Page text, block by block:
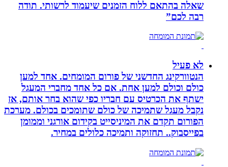
שאלה בהתאם ללוח הזמנים שיעמוד לרשותי. תודה
רבה לכם”
לא פעיל
הנטוורקינג החדשני של פורום המומחים. אחד למען
כולם וכולם למען אחת. אם כל אחד מחברי המעגל
ישתף את הכרטיס עם חבריו כפי שהוא בחר אותם, אז
נקבל מעגל שתמיכה של כולם שתומכים בכולם. מערכת
הפורום תקדם את המיניסייט בקידום אורגני וממומן
בפייסבוק.. תחזוקה ותמיכה כלולים במחיר.